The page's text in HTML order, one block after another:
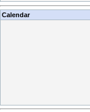
Calendar